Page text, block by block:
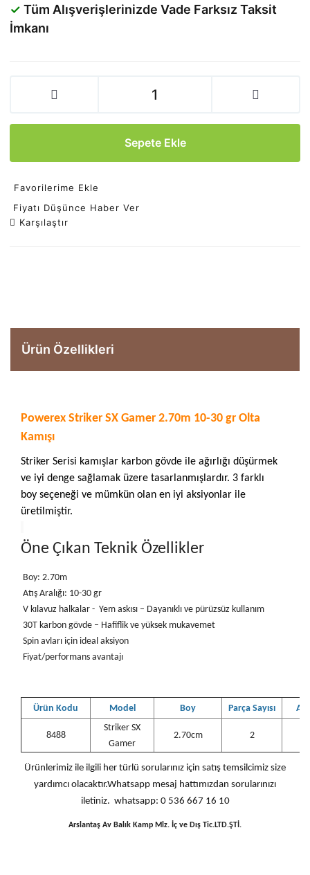
✓ Tüm Alışverişlerinizde Vade Farksız Taksit
İmkanı
Sepete Ekle
Favorilerime Ekle
Fiyatı Düşünce Haber Ver
Karşılaştır
Ürün Özellikleri
Powerex Striker SX Gamer 2.70m 10-30 gr Olta
Kamışı
Striker Serisi kamışlar karbon gövde ile ağırlığı düşürmek
ve iyi denge sağlamak üzere tasarlanmışlardır. 3 farklı
boy seçeneği ve mümkün olan en iyi aksiyonlar ile
üretilmiştir.
Öne Çıkan Teknik Özellikler
Boy: 2.70m
Atış Aralığı: 10-30 gr
V kılavuz halkalar - Yem askısı – Dayanıklı ve pürüzsüz kullanım
30T karbon gövde – Hafiflik ve yüksek mukavemet
Spin avları için ideal aksiyon
Fiyat/performans avantajı
Ürün Kodu Model Boy Parça Sayısı
8488
Striker SX
Gamer
2.70cm 2
Ürünlerimiz ile ilgili her türlü sorularınız için satış temsilcimiz size
yardımcı olacaktır.Whatsapp mesaj hattımızdan sorularınızı
iletiniz. whatsapp: 0 536 667 16 10
Arslantaş Av Balık Kamp Mlz. İç ve Dış Tic.LTD.ŞTİ.